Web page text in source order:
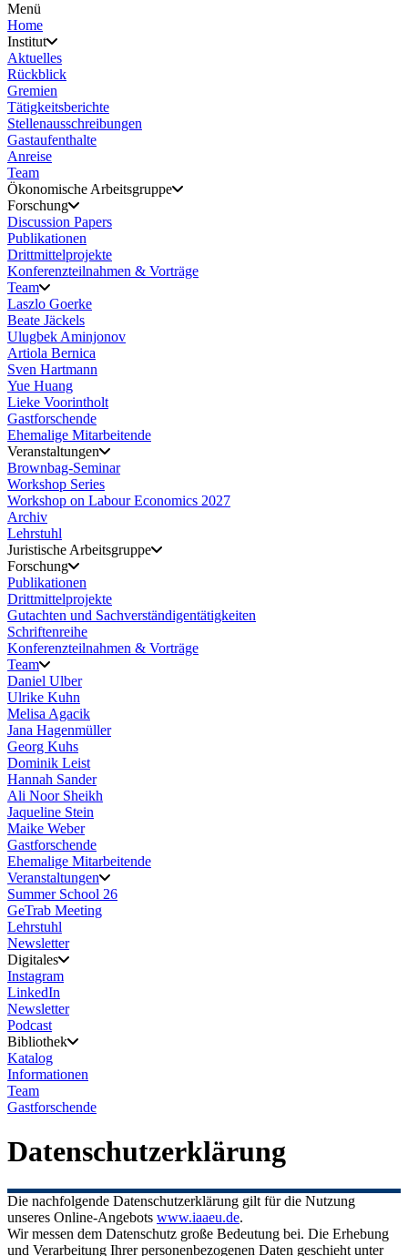
Menü
Home
Institut
Aktuelles
Rückblick
Gremien
Tätigkeitsberichte
Stellenausschreibungen
Gastaufenthalte
Anreise
Team
Ökonomische Arbeitsgruppe
Forschung
Discussion Papers
Publikationen
Drittmittelprojekte
Konferenzteilnahmen & Vorträge
Team
Laszlo Goerke
Beate Jäckels
Ulugbek Aminjonov
Artiola Bernica
Sven Hartmann
Yue Huang
Lieke Voorintholt
Gastforschende
Ehemalige Mitarbeitende
Veranstaltungen
Brownbag-Seminar
Workshop Series
Workshop on Labour Economics 2027
Archiv
Lehrstuhl
Juristische Arbeitsgruppe
Forschung
Publikationen
Drittmittelprojekte
Gutachten und Sachverständigentätigkeiten
Schriftenreihe
Konferenzteilnahmen & Vorträge
Team
Daniel Ulber
Ulrike Kuhn
Melisa Agacik
Jana Hagenmüller
Georg Kuhs
Dominik Leist
Hannah Sander
Ali Noor Sheikh
Jaqueline Stein
Maike Weber
Gastforschende
Ehemalige Mitarbeitende
Veranstaltungen
Summer School 26
GeTrab Meeting
Lehrstuhl
Newsletter
Digitales
Instagram
LinkedIn
Newsletter
Podcast
Bibliothek
Katalog
Informationen
Team
Gastforschende
Datenschutzerklärung
Die nachfolgende Datenschutzerklärung gilt für die Nutzung
unseres Online-Angebots www.iaaeu.de.
Wir messen dem Datenschutz große Bedeutung bei. Die Erhebung
und Verarbeitung Ihrer personenbezogenen Daten geschieht unter